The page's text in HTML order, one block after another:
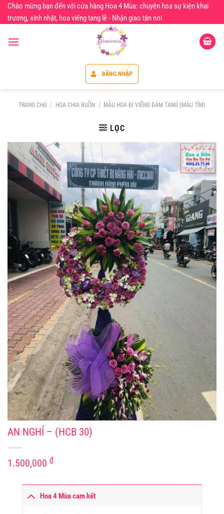
Chuyển
đến
dung
Chào mừng bạn đến với cửa hàng Hoa 4 Mùa: chuyên hoa sự kiện khai
trương, sinh nhật, hoa viếng tang lễ - Nhận giao tận nơi
ĐĂNG NHẬP
TRANG CHỦ / HOA CHIA BUỒN / MẪU HOA ĐI VIẾNG ĐÁM TANG (MÀU TÍM)
LỌC
AN NGHỈ – (HCB 30)
1.500,000 ₫
Hoa 4 Mùa cam kết